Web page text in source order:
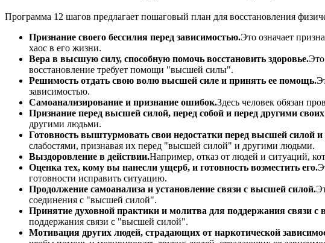
Программа 12 шагов предлагает пошаговый план для восстановления
Признание своего бессилия перед зависимостью.Это означает
хаос в его жизни.
Вера в высшую силу, способную помочь восстановить здоровье.Это
восстановление требует помощи "высшей силы".
Решимость отдать свою волю высшей силе и принять ее помощь.
зависимостью.
Самоанализирование и признание ошибок.Здесь человек обязан
Признание перед высшей силой, перед собой и перед другими
другими людьми.
Готовность выштурмовать свои недостатки перед высшей силой
слабостями, признавая их перед "высшей силой" и другими людьми.
Выздоровление в действии.Например, отказ от людей и ситуаций,
Оценка тех, кому вы нанесли ущерб, и готовность возместить его.
готовности исправить ситуацию.
Продолжение самоанализа и установление связи с высшей силой.
соединения с "высшей силой".
Принятие духовной практики и молитва для поддержания связи с
поддержания связи с "высшей силой".
Мотивация других людей, страдающих от наркотической